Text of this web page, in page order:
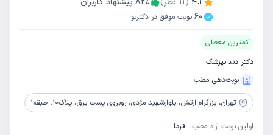
60 نوبت موفق در دکترتو
کمترین معطلی
دکتر دندانپزشک
نوبت‌دهی مطب
تهران، بزرگراه ارتش، بلوارشهید مژدی، روبروی پست برق، پلاک10، طبقه1
اولین نوبت آزاد مطب: فردا